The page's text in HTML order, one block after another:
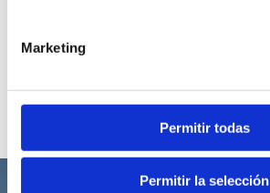
Marketing
Permitir todas
Permitir la selección